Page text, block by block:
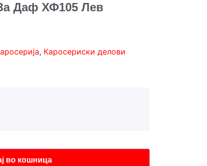
Даф ХФ105 Лев
, Каросериски делови
во кошница